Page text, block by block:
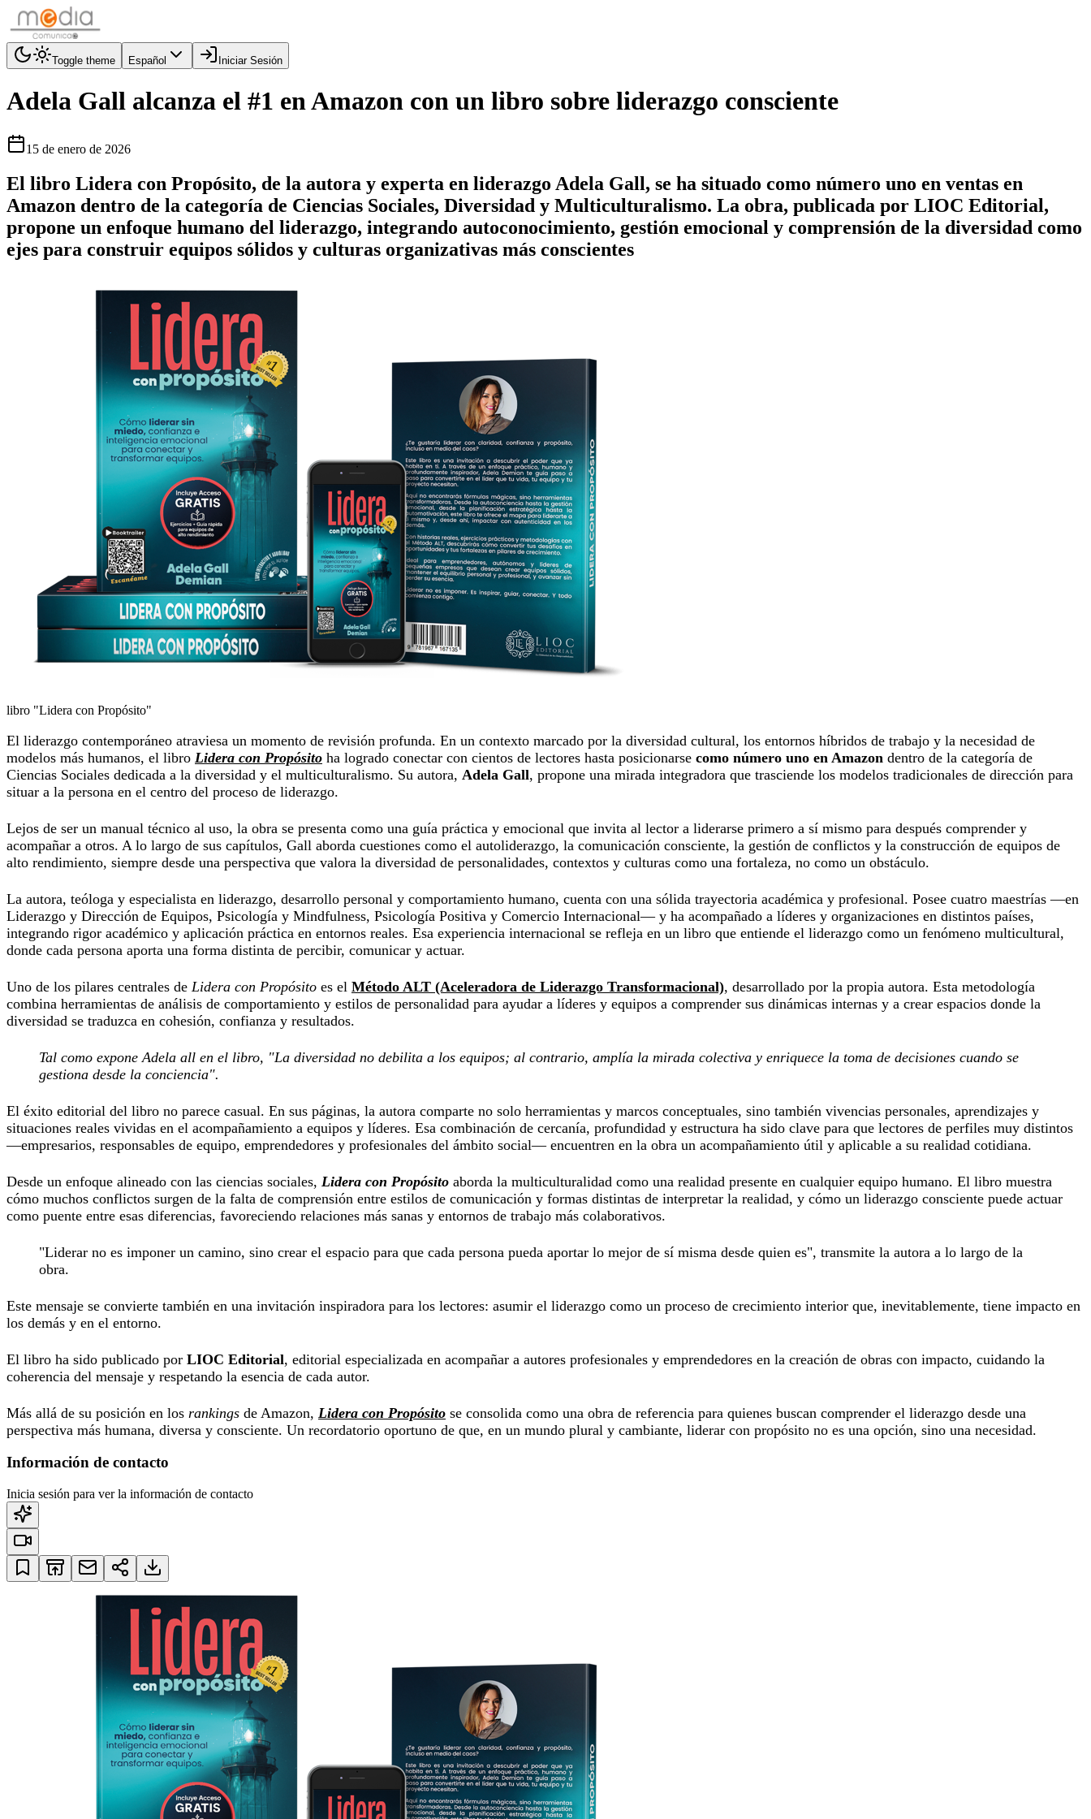
Toggle theme Español Iniciar Sesión
Adela Gall alcanza el #1 en Amazon con un libro sobre liderazgo consciente
15 de enero de 2026
El libro Lidera con Propósito, de la autora y experta en liderazgo Adela Gall, se ha situado como número uno en ventas en
Amazon dentro de la categoría de Ciencias Sociales, Diversidad y Multiculturalismo. La obra, publicada por LIOC Editorial,
propone un enfoque humano del liderazgo, integrando autoconocimiento, gestión emocional y comprensión de la diversidad como
ejes para construir equipos sólidos y culturas organizativas más conscientes
libro "Lidera con Propósito"
El liderazgo contemporáneo atraviesa un momento de revisión profunda. En un contexto marcado por la diversidad cultural, los entornos híbridos de trabajo y la necesidad de
modelos más humanos, el libro Lidera con Propósito ha logrado conectar con cientos de lectores hasta posicionarse como número uno en Amazon dentro de la categoría de
Ciencias Sociales dedicada a la diversidad y el multiculturalismo. Su autora, Adela Gall, propone una mirada integradora que trasciende los modelos tradicionales de dirección para
situar a la persona en el centro del proceso de liderazgo.
Lejos de ser un manual técnico al uso, la obra se presenta como una guía práctica y emocional que invita al lector a liderarse primero a sí mismo para después comprender y
acompañar a otros. A lo largo de sus capítulos, Gall aborda cuestiones como el autoliderazgo, la comunicación consciente, la gestión de conflictos y la construcción de equipos de
alto rendimiento, siempre desde una perspectiva que valora la diversidad de personalidades, contextos y culturas como una fortaleza, no como un obstáculo.
La autora, teóloga y especialista en liderazgo, desarrollo personal y comportamiento humano, cuenta con una sólida trayectoria académica y profesional. Posee cuatro maestrías —en
Liderazgo y Dirección de Equipos, Psicología y Mindfulness, Psicología Positiva y Comercio Internacional— y ha acompañado a líderes y organizaciones en distintos países,
integrando rigor académico y aplicación práctica en entornos reales. Esa experiencia internacional se refleja en un libro que entiende el liderazgo como un fenómeno multicultural,
donde cada persona aporta una forma distinta de percibir, comunicar y actuar.
Uno de los pilares centrales de Lidera con Propósito es el Método ALT (Aceleradora de Liderazgo Transformacional), desarrollado por la propia autora. Esta metodología
combina herramientas de análisis de comportamiento y estilos de personalidad para ayudar a líderes y equipos a comprender sus dinámicas internas y a crear espacios donde la
diversidad se traduzca en cohesión, confianza y resultados.
Tal como expone Adela all en el libro, "La diversidad no debilita a los equipos; al contrario, amplía la mirada colectiva y enriquece la toma de decisiones cuando se
gestiona desde la conciencia".
El éxito editorial del libro no parece casual. En sus páginas, la autora comparte no solo herramientas y marcos conceptuales, sino también vivencias personales, aprendizajes y
situaciones reales vividas en el acompañamiento a equipos y líderes. Esa combinación de cercanía, profundidad y estructura ha sido clave para que lectores de perfiles muy distintos
—empresarios, responsables de equipo, emprendedores y profesionales del ámbito social— encuentren en la obra un acompañamiento útil y aplicable a su realidad cotidiana.
Desde un enfoque alineado con las ciencias sociales, Lidera con Propósito aborda la multiculturalidad como una realidad presente en cualquier equipo humano. El libro muestra
cómo muchos conflictos surgen de la falta de comprensión entre estilos de comunicación y formas distintas de interpretar la realidad, y cómo un liderazgo consciente puede actuar
como puente entre esas diferencias, favoreciendo relaciones más sanas y entornos de trabajo más colaborativos.
"Liderar no es imponer un camino, sino crear el espacio para que cada persona pueda aportar lo mejor de sí misma desde quien es", transmite la autora a lo largo de la
obra.
Este mensaje se convierte también en una invitación inspiradora para los lectores: asumir el liderazgo como un proceso de crecimiento interior que, inevitablemente, tiene impacto en
los demás y en el entorno.
El libro ha sido publicado por LIOC Editorial, editorial especializada en acompañar a autores profesionales y emprendedores en la creación de obras con impacto, cuidando la
coherencia del mensaje y respetando la esencia de cada autor.
Más allá de su posición en los rankings de Amazon, Lidera con Propósito se consolida como una obra de referencia para quienes buscan comprender el liderazgo desde una
perspectiva más humana, diversa y consciente. Un recordatorio oportuno de que, en un mundo plural y cambiante, liderar con propósito no es una opción, sino una necesidad.
Información de contacto
Inicia sesión para ver la información de contacto